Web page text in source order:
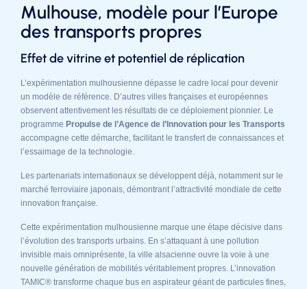
Mulhouse, modèle pour l’Europe
des transports propres
Effet de vitrine et potentiel de réplication
L’expérimentation mulhousienne dépasse le cadre local pour devenir
un modèle de référence. D’autres villes françaises et européennes
observent attentivement les résultats de ce déploiement pionnier. Le
programme Propulse de l’Agence de l’Innovation pour les Transports
accompagne cette démarche, facilitant le transfert de connaissances et
l’essaimage de la technologie.
Les partenariats internationaux se développent déjà, notamment sur le
marché ferroviaire japonais, démontrant l’attractivité mondiale de cette
innovation française.
Cette expérimentation mulhousienne marque une étape décisive dans
l’évolution des transports urbains. En s’attaquant à une pollution
invisible mais omniprésente, la ville alsacienne ouvre la voie à une
nouvelle génération de mobilités véritablement propres. L’innovation
TAMIC® transforme chaque bus en aspirateur géant de particules fines,